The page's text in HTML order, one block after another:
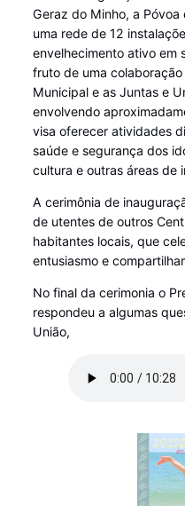
Geraz do Minho, a
uma rede de 12
envelhecimento ativo em
fruto de uma
Municipal e as Juntas e
envolvendo
visa oferecer atividades
saúde e segurança dos
cultura e outras áreas de
A cerimônia de
de utentes de outros
habitantes locais, que
entusiasmo e
No final da cerimonia o
respondeu a algumas
União,